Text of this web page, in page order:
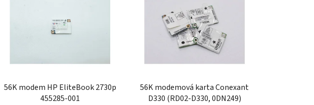
u
k
t
56K modem HP EliteBook 2730p
455285-001
56K modemová karta Conexant
D330 (RD02-D330, 0DN249)